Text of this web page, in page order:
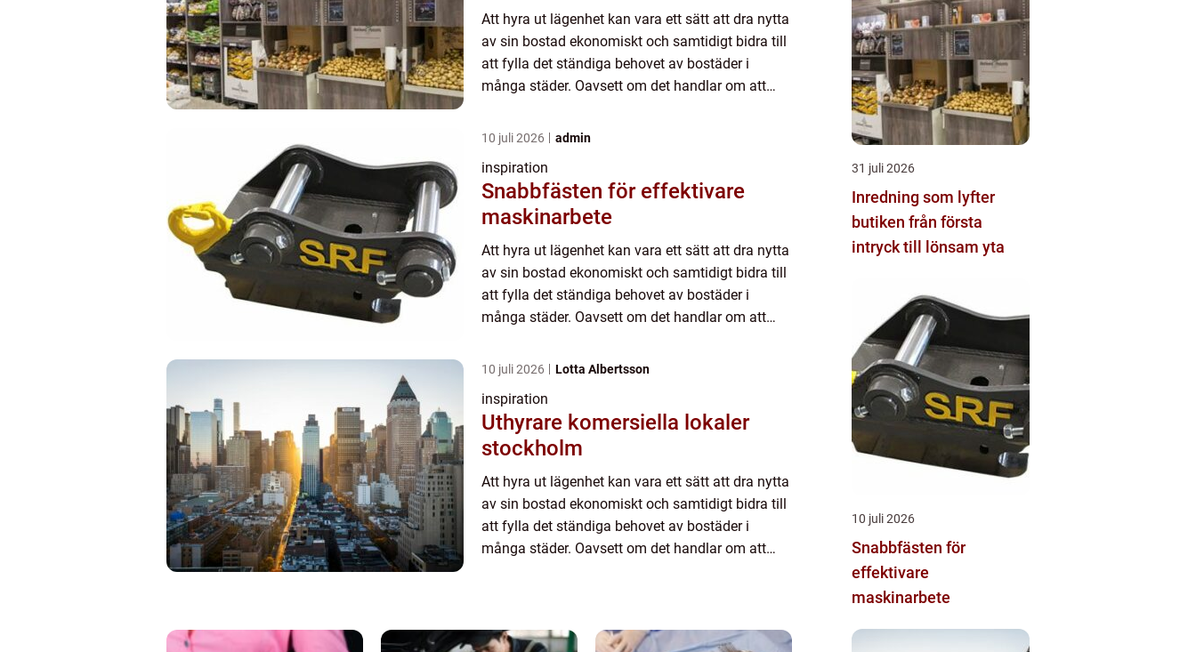
Att hyra ut lägenhet kan vara ett sätt att dra nytta
av sin bostad ekonomiskt och samtidigt bidra till
att fylla det ständiga behovet av bostäder i
många städer. Oavsett om det handlar om att
10 juli 2026 admin
inspiration
Snabbfästen för effektivare
maskinarbete
Att hyra ut lägenhet kan vara ett sätt att dra nytta
av sin bostad ekonomiskt och samtidigt bidra till
att fylla det ständiga behovet av bostäder i
många städer. Oavsett om det handlar om att
10 juli 2026 Lotta Albertsson
inspiration
Uthyrare komersiella lokaler
stockholm
Att hyra ut lägenhet kan vara ett sätt att dra nytta
av sin bostad ekonomiskt och samtidigt bidra till
att fylla det ständiga behovet av bostäder i
många städer. Oavsett om det handlar om att
31 juli 2026
Inredning som lyfter
butiken från första
intryck till lönsam yta
10 juli 2026
Snabbfästen för
effektivare
maskinarbete